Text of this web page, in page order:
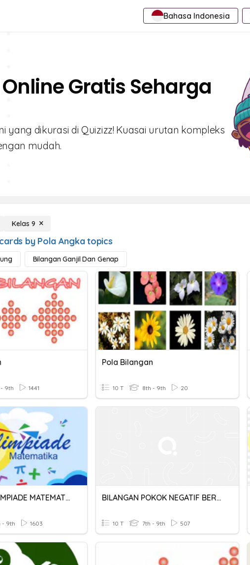
Bahasa Indonesia
Gratis Seharga
yang dikurasi di Quizizz! Kuasai urutan kompleks
mudah.
Kelas 9
by Pola Angka topics
Bilangan Ganjil Dan Genap
9th 1441
Pola Bilangan
10 T 8th - 9th 20
LATIHAN 1 OLIMPIADE MATEMATIKA SMP
- 9th 1603
BILANGAN POKOK NEGATIF BERPANGKAT GANJIL DAN GENAP
10 T 7th - 9th 507